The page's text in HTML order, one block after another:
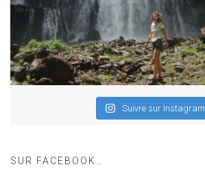
Suivre sur Instagram
SUR FACEBOOK…